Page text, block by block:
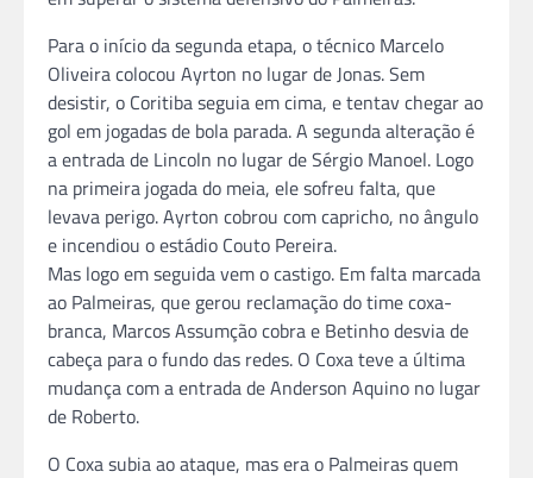
Para o início da segunda etapa, o técnico Marcelo
Oliveira colocou Ayrton no lugar de Jonas. Sem
desistir, o Coritiba seguia em cima, e tentav chegar ao
gol em jogadas de bola parada. A segunda alteração é
a entrada de Lincoln no lugar de Sérgio Manoel. Logo
na primeira jogada do meia, ele sofreu falta, que
levava perigo. Ayrton cobrou com capricho, no ângulo
e incendiou o estádio Couto Pereira.
Mas logo em seguida vem o castigo. Em falta marcada
ao Palmeiras, que gerou reclamação do time coxa-
branca, Marcos Assumção cobra e Betinho desvia de
cabeça para o fundo das redes. O Coxa teve a última
mudança com a entrada de Anderson Aquino no lugar
de Roberto.
O Coxa subia ao ataque, mas era o Palmeiras quem